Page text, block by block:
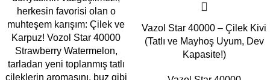
Gün Kargo İmkanı.
Vazol Star 40000 – Çilek Kivi
(Tatlı ve Mayhoş Uyum, Dev
Kapasite!)